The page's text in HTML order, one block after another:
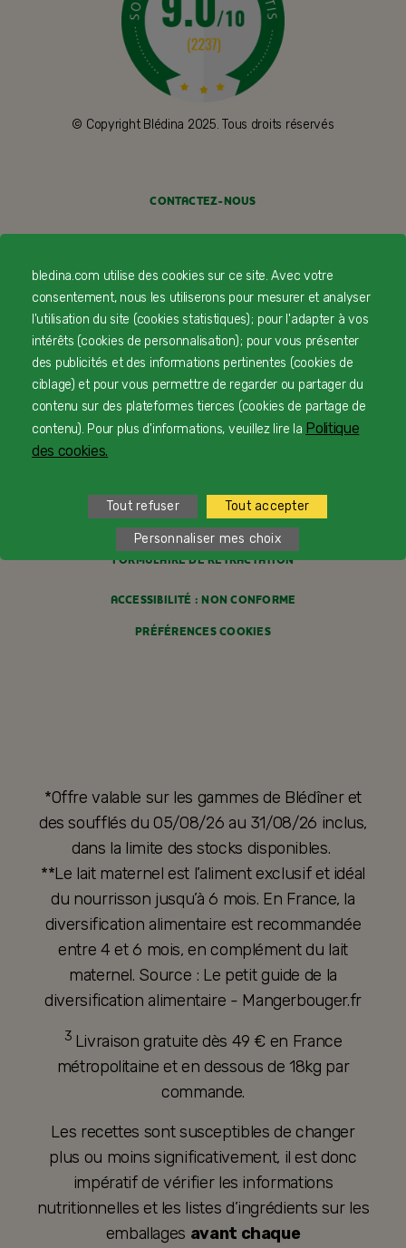
© Copyright Blédina 2025. Tous droits réservés
CONTACTEZ-NOUS
PAIEMENT SÉCURISÉ
PROFESSIONNELS DE SANTÉ
FAQ
MENTIONS LÉGALES
CONDITIONS GÉNÉRALES DE VENTE
FORMULAIRE DE RÉTRACTATION
ACCESSIBILITÉ : NON CONFORME
PRÉFÉRENCES COOKIES
*Offre valable sur les gammes de Blédîner et
des soufflés du 05/08/26 au 31/08/26 inclus,
dans la limite des stocks disponibles.
**Le lait maternel est l’aliment exclusif et idéal
du nourrisson jusqu’à 6 mois. En France, la
diversification alimentaire est recommandée
entre 4 et 6 mois, en complément du lait
maternel. Source : Le petit guide de la
diversification alimentaire - Mangerbouger.fr
3 Livraison gratuite dès 49 € en France
métropolitaine et en dessous de 18kg par
commande.
Les recettes sont susceptibles de changer
plus ou moins significativement, il est donc
impératif de vérifier les informations
nutritionnelles et les listes d’ingrédients sur les
emballages avant chaque
bledina.com utilise des cookies sur ce site. Avec votre
consentement, nous les utiliserons pour mesurer et analyser
l'utilisation du site (cookies statistiques) ; pour l'adapter à vos
intérêts (cookies de personnalisation) ; pour vous présenter
des publicités et des informations pertinentes (cookies de
ciblage) et pour vous permettre de regarder ou partager du
contenu sur des plateformes tierces (cookies de partage de
contenu). Pour plus d'informations, veuillez lire la Politique
des cookies.
Tout refuser Tout accepter
Personnaliser mes choix